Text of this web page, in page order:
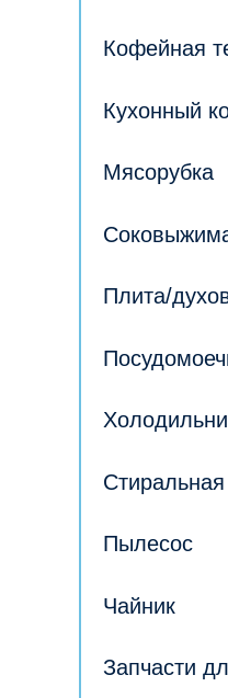
Кофейная
Кухонный
Мясорубка
Плита/
Пылесос
Чайник
Запчасти